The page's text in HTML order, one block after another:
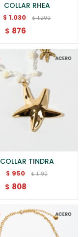
COLLAR RHEA
$ 1.030 $ 1.290
$ 876
COLLAR TINDRA
$ 950 $ 1.190
$ 808